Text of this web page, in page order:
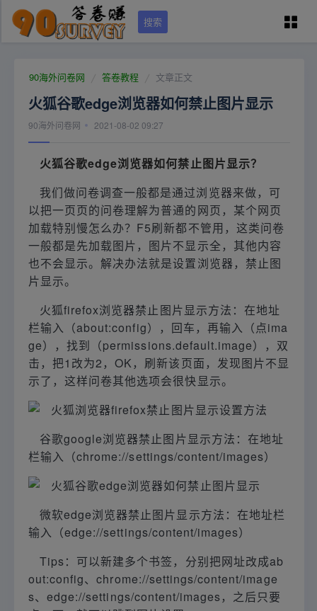
搜索
学员专区
问卷资源（可点）
城市列表
关于本站
90海外问卷网 答卷教程 文章正文
火狐谷歌edge浏览器如何禁止图片显示
90海外问卷网 2021-08-02 09:27
火狐谷歌edge浏览器如何禁止图片显示？
我们做问卷调查一般都是通过浏览器来做，可
以把一页页的问卷理解为普通的网页，某个网页
加载特别慢怎么办？F5刷新都不管用，这类问卷
一般都是先加载图片，图片不显示全，其他内容
也不会显示。解决办法就是设置浏览器，禁止图
片显示。
火狐firefox浏览器禁止图片显示方法：在地址
栏输入（about:config），回车，再输入（点ima
ge），找到（permissions.default.image），双
击，把1改为2，OK，刷新该页面，发现图片不显
示了，这样问卷其他选项会很快显示。
谷歌google浏览器禁止图片显示方法：在地址
栏输入（chrome://settings/content/images）
微软edge浏览器禁止图片显示方法：在地址栏
输入（edge://settings/content/images）
Tips：可以新建多个书签，分别把网址改成ab
out:config、chrome://settings/content/image
s、edge://settings/content/images，之后只要